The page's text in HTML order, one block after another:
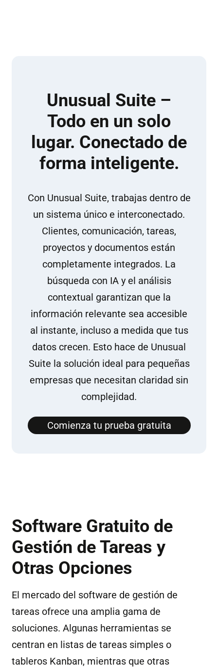
Unusual Suite –
Todo en un solo
lugar. Conectado de
forma inteligente.
Con Unusual Suite, trabajas dentro de
un sistema único e interconectado.
Clientes, comunicación, tareas,
proyectos y documentos están
completamente integrados. La
búsqueda con IA y el análisis
contextual garantizan que la
información relevante sea accesible
al instante, incluso a medida que tus
datos crecen. Esto hace de Unusual
Suite la solución ideal para pequeñas
empresas que necesitan claridad sin
complejidad.
Comienza tu prueba gratuita
Software Gratuito de
Gestión de Tareas y
Otras Opciones
El mercado del software de gestión de
tareas ofrece una amplia gama de
soluciones. Algunas herramientas se
centran en listas de tareas simples o
tableros Kanban, mientras que otras